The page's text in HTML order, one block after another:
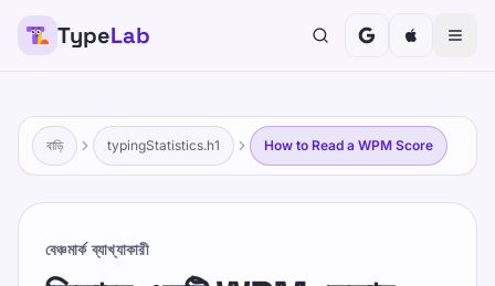
TypeLab
বাড়ি typingStatistics.h1 How to Read a WPM Score
বেঞ্চমার্ক ব্যাখ্যাকারী